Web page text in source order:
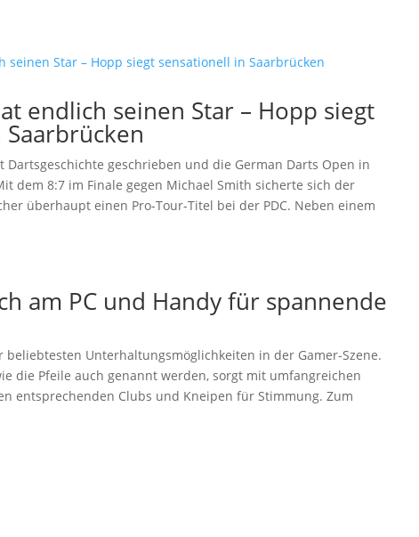
endlich seinen Star – Hopp siegt
Dartsgeschichte geschrieben und die German Darts Open in
dem 8:7 im Finale gegen Michael Smith sicherte sich der
überhaupt einen Pro-Tour-Titel bei der PDC. Neben einem
am PC und Handy für spannende
beliebtesten Unterhaltungsmöglichkeiten in der Gamer-Szene.
die Pfeile auch genannt werden, sorgt mit umfangreichen
entsprechenden Clubs und Kneipen für Stimmung. Zum